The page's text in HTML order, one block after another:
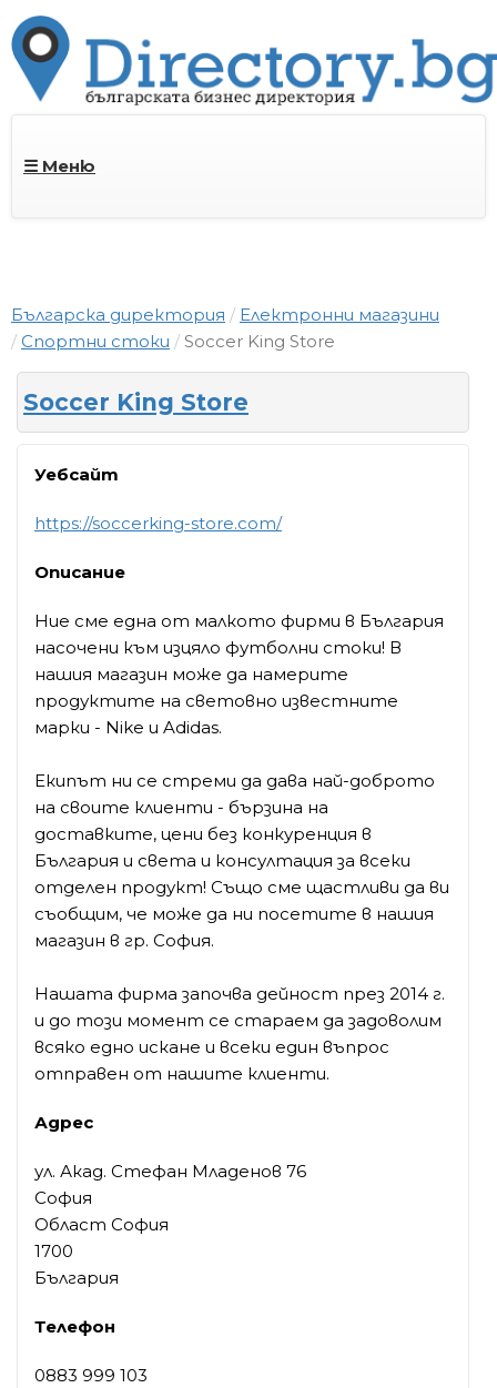
☰ Меню
Българска директория
Електронни магазини
Спортни стоки
Soccer King Store
Soccer King Store
Уебсайт
https://soccerking-store.com/
Описание
Ние сме една от малкото фирми в България
насочени към изцяло футболни стоки! В
нашия магазин може да намерите
продуктите на световно известните
марки - Nike и Adidas.
Екипът ни се стреми да дава най-доброто
на своите клиенти - бързина на
доставките, цени без конкуренция в
България и света и консултация за всеки
отделен продукт! Също сме щастливи да ви
съобщим, че може да ни посетите в нашия
магазин в гр. София.
Нашата фирма започва дейност през 2014 г.
и до този момент се стараем да задоволим
всяко едно искане и всеки един въпрос
отправен от нашите клиенти.
Адрес
ул. Акад. Стефан Младенов 76
София
Област София
1700
България
Телефон
0883 999 103